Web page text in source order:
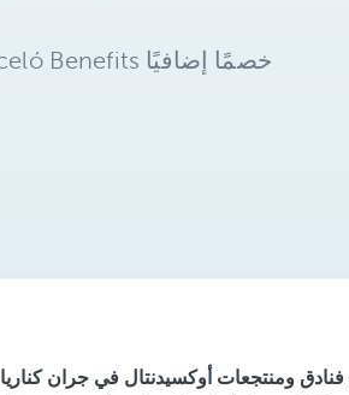
فنادق ومنتجعات أوكسيدنتال في جران كناريا